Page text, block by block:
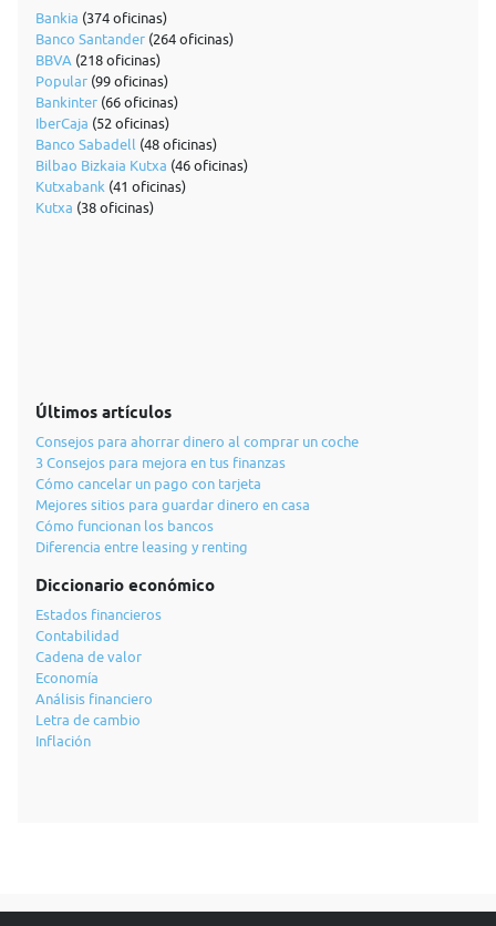
Bankia (374 oficinas)
Banco Santander (264 oficinas)
BBVA (218 oficinas)
Popular (99 oficinas)
Bankinter (66 oficinas)
IberCaja (52 oficinas)
Banco Sabadell (48 oficinas)
Bilbao Bizkaia Kutxa (46 oficinas)
Kutxabank (41 oficinas)
Kutxa (38 oficinas)
Últimos artículos
Consejos para ahorrar dinero al comprar un coche
3 Consejos para mejora en tus finanzas
Cómo cancelar un pago con tarjeta
Mejores sitios para guardar dinero en casa
Cómo funcionan los bancos
Diferencia entre leasing y renting
Diccionario económico
Estados financieros
Contabilidad
Cadena de valor
Economía
Análisis financiero
Letra de cambio
Inflación